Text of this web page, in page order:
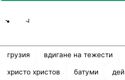
грузия вдигане на тежести
христо христов батуми